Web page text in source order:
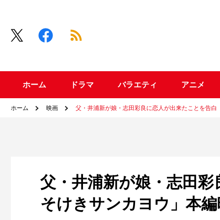
ホーム ドラマ バラエティ アニメ
ホーム 映画 父・井浦新が娘・志田彩良に恋人が出来たことを告
父・井浦新が娘・志田
そけきサンカヨウ」本